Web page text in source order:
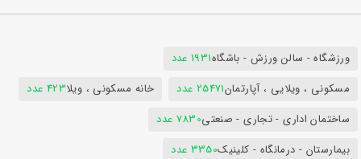
ورزشگاه - سالن ورزش - باشگاه1931 عدد
مسکونی ، ویلایی ، آپارتمان25471 عدد خانه مسکونی ، ویلا423 عدد
ساختمان اداری - تجاری - صنعتی7830 عدد
بیمارستان - درمانگاه - کلینیک3350 عدد